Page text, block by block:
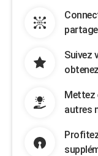
Suivez
Mettez
autres